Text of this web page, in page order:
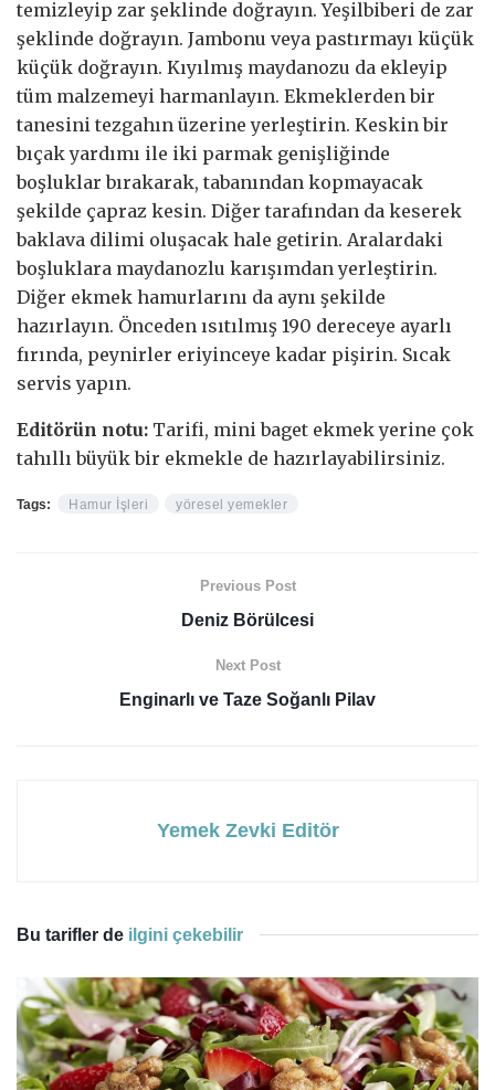
temizleyip zar şeklinde doğrayın. Yeşilbiberi de zar
şeklinde doğrayın. Jambonu veya pastırmayı küçük
küçük doğrayın. Kıyılmış maydanozu da ekleyip
tüm malzemeyi harmanlayın. Ekmeklerden bir
tanesini tezgahın üzerine yerleştirin. Keskin bir
bıçak yardımı ile iki parmak genişliğinde
boşluklar bırakarak, tabanından kopmayacak
şekilde çapraz kesin. Diğer tarafından da keserek
baklava dilimi oluşacak hale getirin. Aralardaki
boşluklara maydanozlu karışımdan yerleştirin.
Diğer ekmek hamurlarını da aynı şekilde
hazırlayın. Önceden ısıtılmış 190 dereceye ayarlı
fırında, peynirler eriyinceye kadar pişirin. Sıcak
servis yapın.
Editörün notu: Tarifi, mini baget ekmek yerine çok
tahıllı büyük bir ekmekle de hazırlayabilirsiniz.
Tags: Hamur İşleri yöresel yemekler
Previous Post
Deniz Börülcesi
Next Post
Enginarlı ve Taze Soğanlı Pilav
Yemek Zevki Editör
Bu tarifler de ilgini çekebilir